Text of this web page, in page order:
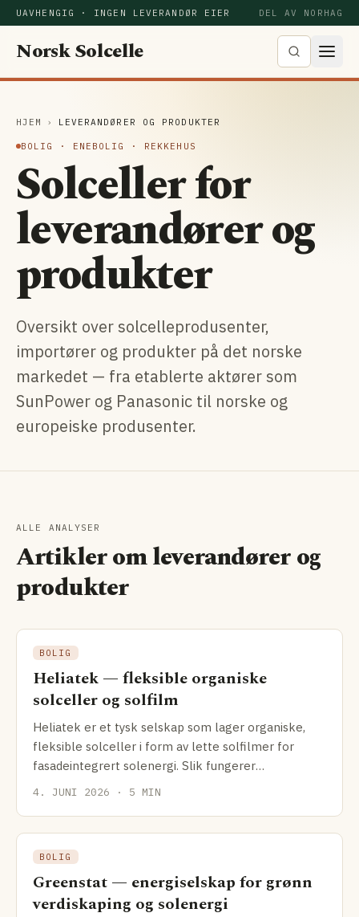
UAVHENGIG · INGEN LEVERANDØR EIER DEL AV NORHAG
Norsk Solcelle
HJEM › LEVERANDØRER OG PRODUKTER
BOLIG · ENEBOLIG · REKKEHUS
Solceller for
leverandører og
produkter
Oversikt over solcelleprodusenter,
importører og produkter på det norske
markedet — fra etablerte aktører som
SunPower og Panasonic til norske og
europeiske produsenter.
ALLE ANALYSER
Artikler om leverandører og
produkter
BOLIG
Heliatek — fleksible organiske
solceller og solfilm
Heliatek er et tysk selskap som lager organiske,
fleksible solceller i form av lette solfilmer for
fasadeintegrert solenergi. Slik fungerer
teknologien, og hva passer den til.
4. JUNI 2026 · 5 MIN
BOLIG
Greenstat — energiselskap for grønn
verdiskaping og solenergi